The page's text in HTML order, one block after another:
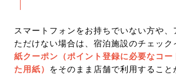
スマートフォンをお持ちでいない方や、
ただけない場合は、宿泊施設のチェック
紙クーポン（ポイント登録に必要なコー
た用紙） をそのまま店舗で利用すること